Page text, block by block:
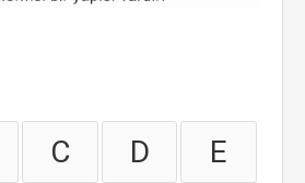
C D E